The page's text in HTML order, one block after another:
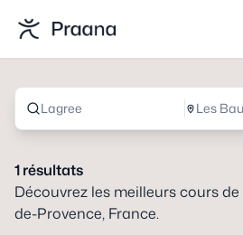
Lagree
1résultats
Découvrez les meilleurs cours de
de-Provence, France.